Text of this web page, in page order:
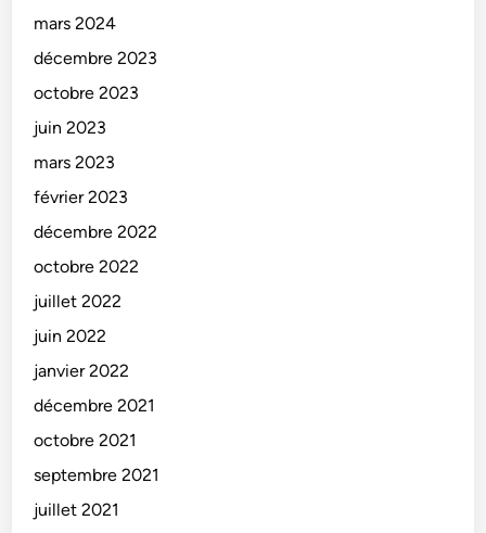
mars 2024
décembre 2023
octobre 2023
juin 2023
mars 2023
février 2023
décembre 2022
octobre 2022
juillet 2022
juin 2022
janvier 2022
décembre 2021
octobre 2021
septembre 2021
juillet 2021